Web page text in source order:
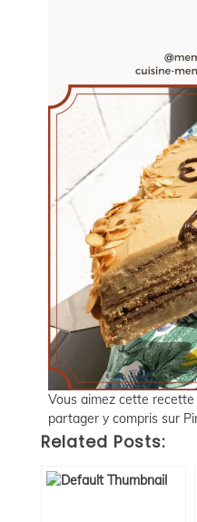
Vous aimez cette recette
partager y compris sur
Related Posts: